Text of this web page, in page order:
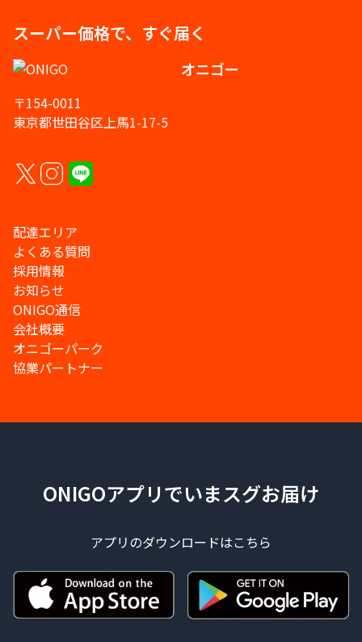
スーパー価格で、すぐ届く
オニゴー
〒154-0011
東京都世田谷区上馬1-17-5
配達エリア
よくある質問
採用情報
お知らせ
ONIGO通信
会社概要
オニゴーパーク
協業パートナー
ONIGOアプリでいまスグお届け
アプリのダウンロードはこちら